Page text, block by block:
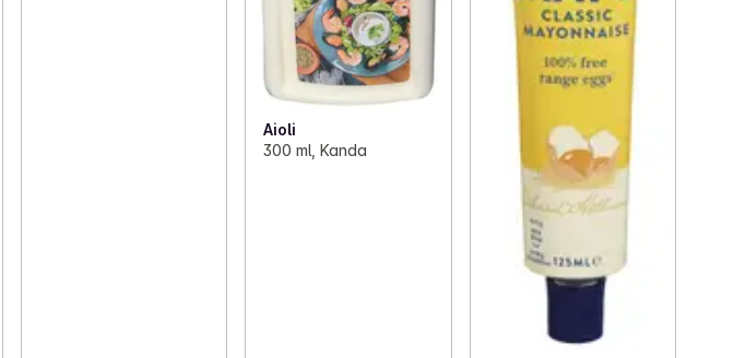
Aioli
300 ml, Kanda